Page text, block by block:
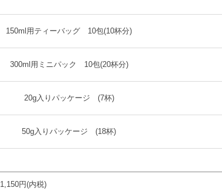
150ml用ティーバッグ 10包(10杯分)
300ml用ミニパック 10包(20杯分)
20g入りパッケージ (7杯)
50g入りパッケージ (18杯)
1,150円(内税)